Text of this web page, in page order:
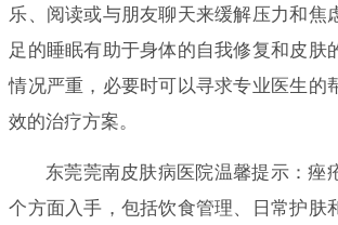
乐、阅读或与朋友聊天来缓解压力和焦
足的睡眠有助于身体的自我修复和皮肤
情况严重，必要时可以寻求专业医生的
效的治疗方案。
东莞莞南皮肤病医院温馨提示：痤
个方面入手，包括饮食管理、日常护肤